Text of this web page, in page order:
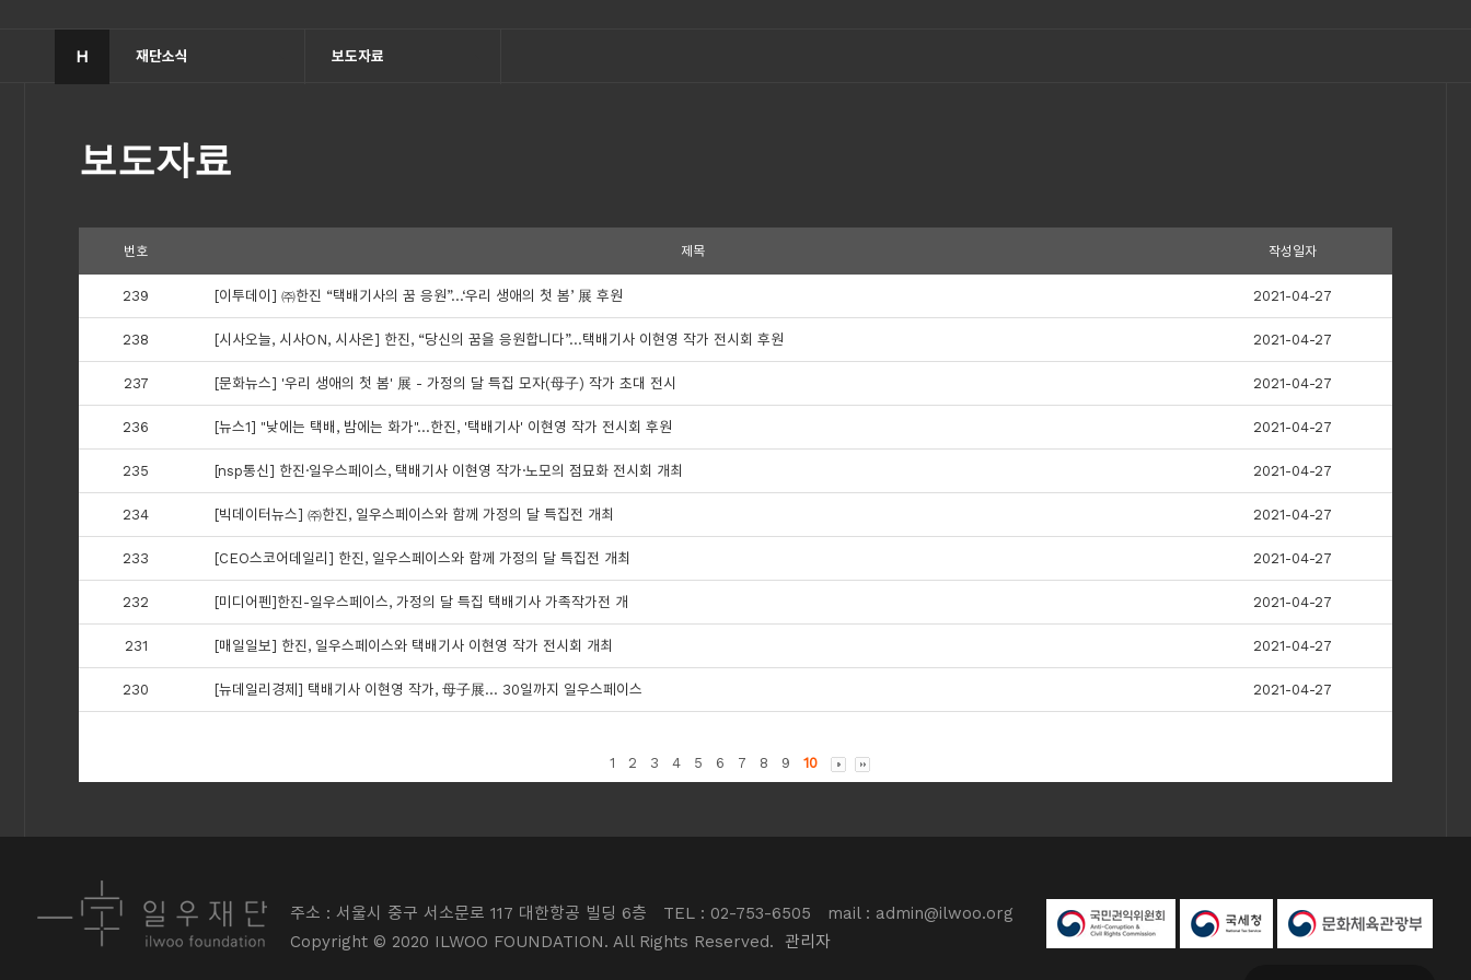
H 재단소식 보도자료
보도자료
번호 제목 작성일자
239 [이투데이] ㈜한진 “택배기사의 꿈 응원”…‘우리 생애의 첫 봄’ 展 후원 2021-04-27
238 [시사오늘, 시사ON, 시사온] 한진, “당신의 꿈을 응원합니다”…택배기사 이현영 작가 전시회 후원 2021-04-27
237 [문화뉴스] '우리 생애의 첫 봄' 展 - 가정의 달 특집 모자(母子) 작가 초대 전시 2021-04-27
236 [뉴스1] "낮에는 택배, 밤에는 화가"…한진, '택배기사' 이현영 작가 전시회 후원 2021-04-27
235 [nsp통신] 한진·일우스페이스, 택배기사 이현영 작가·노모의 점묘화 전시회 개최 2021-04-27
234 [빅데이터뉴스] ㈜한진, 일우스페이스와 함께 가정의 달 특집전 개최 2021-04-27
233 [CEO스코어데일리] 한진, 일우스페이스와 함께 가정의 달 특집전 개최 2021-04-27
232 [미디어펜]한진-일우스페이스, 가정의 달 특집 택배기사 가족작가전 개 2021-04-27
231 [매일일보] 한진, 일우스페이스와 택배기사 이현영 작가 전시회 개최 2021-04-27
230 [뉴데일리경제] 택배기사 이현영 작가, 母子展… 30일까지 일우스페이스 2021-04-27
1 2 3 4 5 6 7 8 9 10
주소 : 서울시 중구 서소문로 117 대한항공 빌딩 6층 TEL : 02-753-6505
mail : admin@ilwoo.org
Copyright © 2020 ILWOO FOUNDATION. All Rights Reserved.
관리자